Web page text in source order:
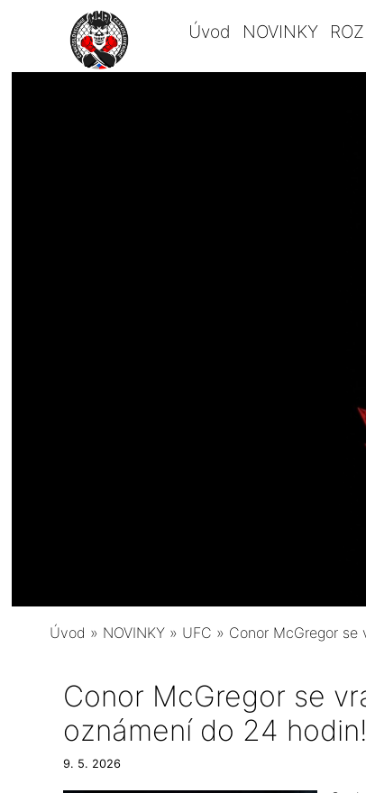
Úvod NOVINKY
Úvod » NOVINKY » UFC » Conor McGregor
Conor McGregor se
oznámení do 24 hodin!
9. 5. 2026